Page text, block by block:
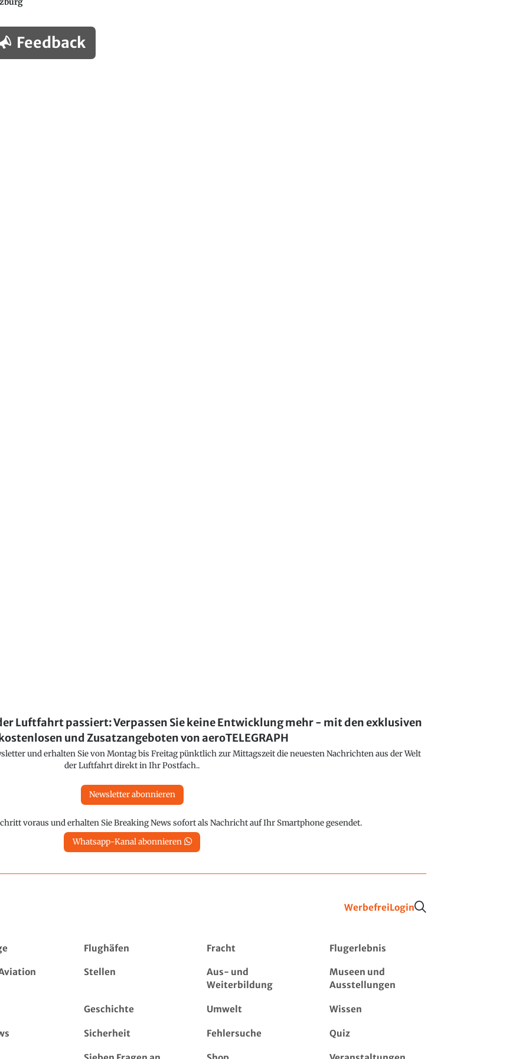
Feedback
Luftfahrt passiert: Verpassen Sie keine Entwicklung mehr - mit den exklusiven
und Zusatzangeboten von aeroTELEGRAPH
und erhalten Sie von Montag bis Freitag pünktlich zur Mittagszeit die neuesten Nachrichten aus der Welt
der Luftfahrt direkt in Ihr Postfach..
Newsletter abonnieren
voraus und erhalten Sie Breaking News sofort als Nachricht auf Ihr Smartphone gesendet.
Whatsapp-Kanal abonnieren
WerbefreiLogin
Flughäfen Fracht Flugerlebnis
Stellen
Aus- und
Weiterbildung
Museen und
Ausstellungen
Geschichte Umwelt Wissen
Sicherheit Fehlersuche Quiz